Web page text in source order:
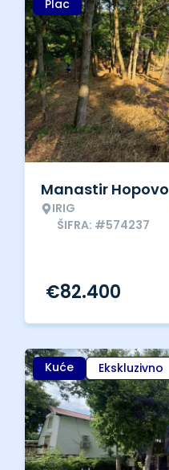
Plac
Manastir Hopovo
IRIG
ŠIFRA: #574237
€82.400
Kuće Ekskluzivno